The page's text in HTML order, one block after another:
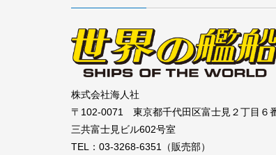
株式会社海人社
〒102-0071 東京都千代田区富士見２丁目６
三共富士見ビル602号室
TEL：03-3268-6351（販売部）